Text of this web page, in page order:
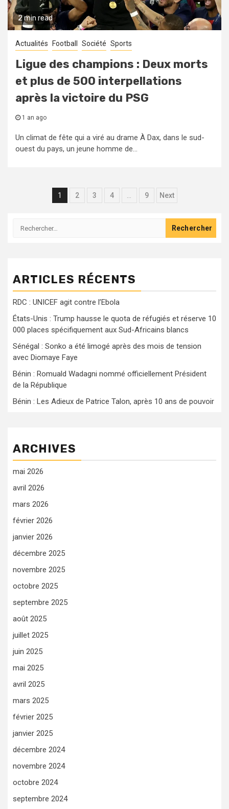
2 min read
Actualités Football Société Sports
Ligue des champions : Deux morts
et plus de 500 interpellations
après la victoire du PSG
1 an ago
Un climat de fête qui a viré au drame À Dax, dans le sud-
ouest du pays, un jeune homme de...
Pagination
publications
1 2 3 4 9 Next
Rechercher :
ARTICLES RÉCENTS
RDC : UNICEF agit contre l’Ebola
États-Unis : Trump hausse le quota de réfugiés et réserve 10
000 places spécifiquement aux Sud-Africains blancs
Sénégal : Sonko a été limogé après des mois de tension
avec Diomaye Faye
Bénin : Romuald Wadagni nommé officiellement Président
de la République
Bénin : Les Adieux de Patrice Talon, après 10 ans de pouvoir
ARCHIVES
mai 2026
avril 2026
mars 2026
février 2026
janvier 2026
décembre 2025
novembre 2025
octobre 2025
septembre 2025
août 2025
juillet 2025
juin 2025
mai 2025
avril 2025
mars 2025
février 2025
janvier 2025
décembre 2024
novembre 2024
octobre 2024
septembre 2024